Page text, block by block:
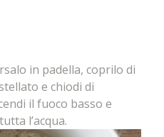
in padella, coprilo di
e chiodi di
il fuoco basso e
l’acqua.